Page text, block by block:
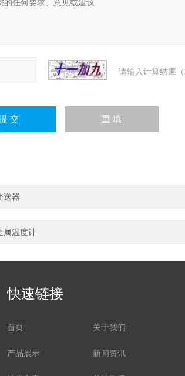
请输入计算结果
送器
属温度计
快速链接
首页 关于我们
产品展示 新闻资讯